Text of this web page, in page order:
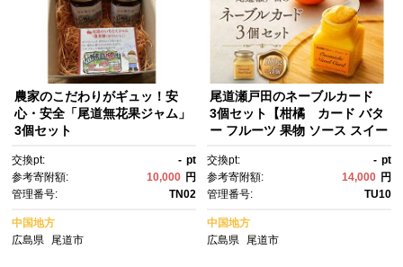
農家のこだわりがギュッ！安
心・安全「尾道無花果ジャム」
3個セット
交換pt: - pt
参考寄附額:
10,000 円
管理番号:
TN02
中国地方
広島県
尾道市
尾道瀬戸田のネーブルカード
3個セット【柑橘 カード バタ
ー フルーツ 果物 ソース スイー
ド 人気 おすすめ 広島県 尾道
市】
交換pt: - pt
参考寄附額:
14,000 円
管理番号:
TU10
中国地方
広島県
尾道市